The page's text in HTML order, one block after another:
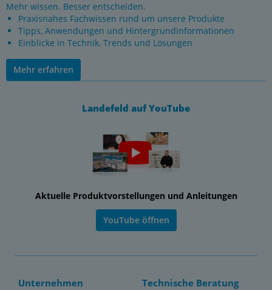
Mehr wissen. Besser entscheiden.
Praxisnahes Fachwissen rund um unsere Produkte
Tipps, Anwendungen und Hintergrundinformationen
Einblicke in Technik, Trends und Lösungen
Mehr erfahren
Landefeld auf YouTube
Aktuelle Produktvorstellungen und Anleitungen
YouTube öffnen
Unternehmen Technische Beratung